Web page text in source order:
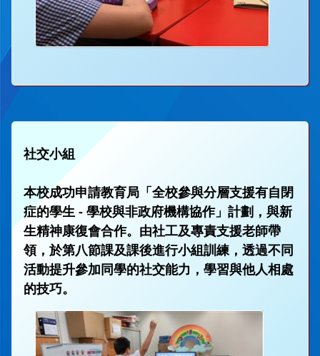
社交小組
本校成功申請教育局「全校參與分層支援有自閉
症的學生 - 學校與非政府機構協作」計劃，與新
生精神康復會合作。由社工及專責支援老師帶
領，於第八節課及課後進行小組訓練，透過不同
活動提升參加同學的社交能力，學習與他人相處
的技巧。